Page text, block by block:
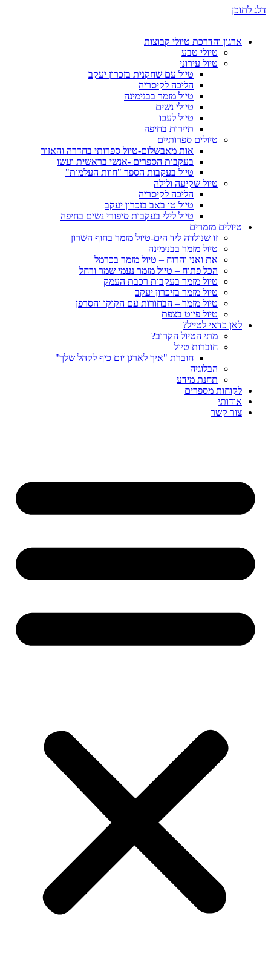
דלג לתוכן
ארגון והדרכת טיולי קבוצות
טיולי טבע
טיול עירוני
טיול עם שחקנית בזכרון יעקב
הליכה לקיסריה
טיול מזמר בבנימינה
טיולי נשים
טיול לעכו
תיירות בחיפה
טיולים ספרותיים
אות מאבשלום-טיול ספרותי בחדרה והאזור
בעקבות הספרים -אנשי בראשית ועשו
טיול בעקבות הספר "חוות העלמות"
טיול שקיעה ולילה
הליכה לקיסריה
טיול טו באב בזכרון יעקב
טיול לילי בעקבות סיפורי נשים בחיפה
טיולים מזמרים
זו שנולדה ליד הים-טיול מזמר בחוף השרון
טיול מזמר בבנימינה
את ואני והרוח – טיול מזמר בכרמל
הכל פתוח – טיול מזמר נעמי שמר ורחל
טיול מזמר בעקבות רכבת העמק
טיול מזמר בזיכרון יעקב
טיול מזמר – הבחורות עם הקוקו והסרפן
טיול פיוט בצפת
לאן כדאי לטייל?
מתי הטיול הקרוב?
חוברות טיול
חוברת "איך לארגן יום כיף לקהל שלך"
הבלוגיה
תחנת מידע
לקוחות מספרים
אודותי
צור קשר